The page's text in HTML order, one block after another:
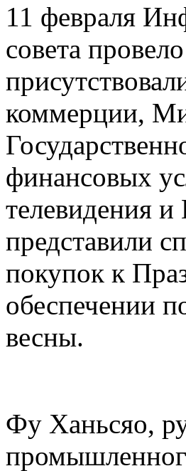
11 февраля
совета
коммерции,
финансовых
телевидения
представили
покупок к
обеспечении
весны.
Фу Ханьсяо,